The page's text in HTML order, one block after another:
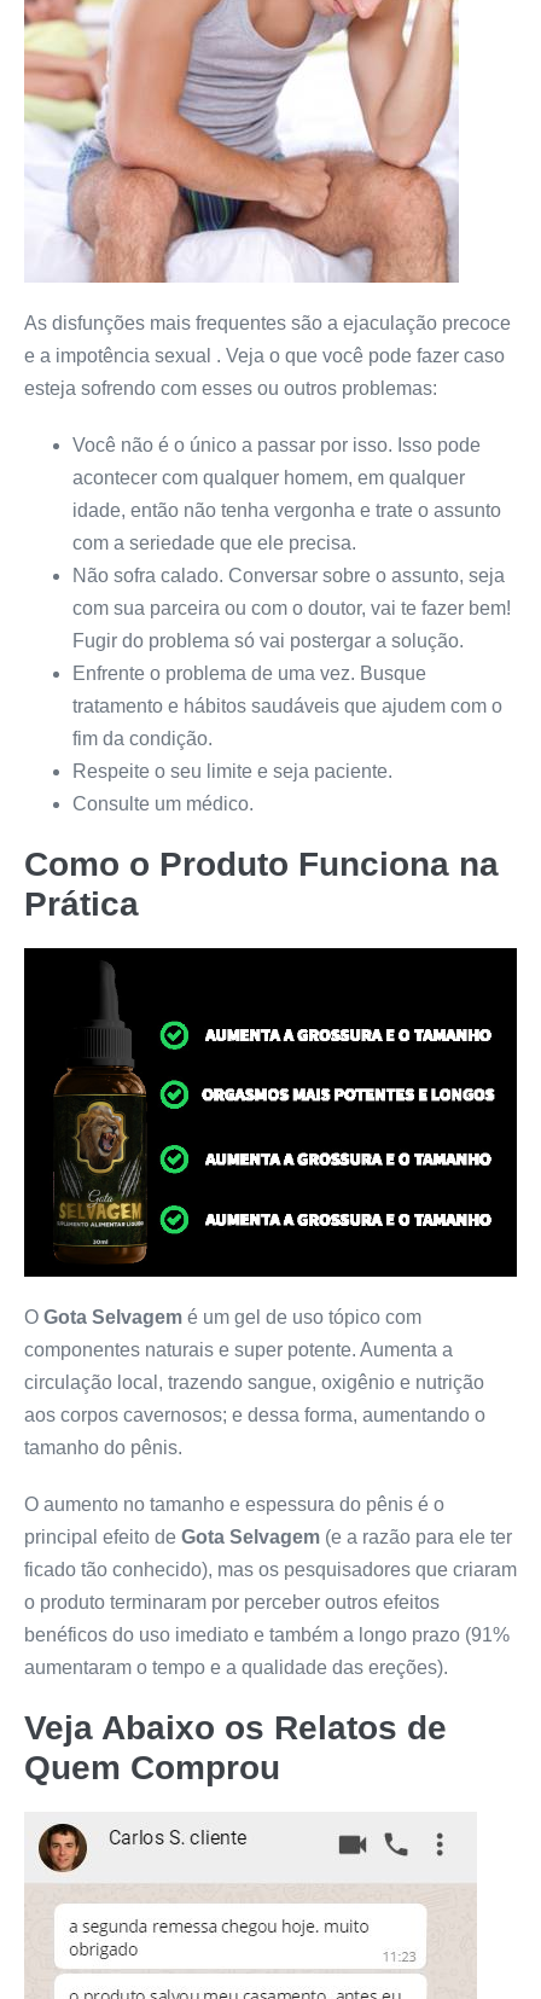
As disfunções mais frequentes são a ejaculação precoce
e a impotência sexual . Veja o que você pode fazer caso
esteja sofrendo com esses ou outros problemas:
Você não é o único a passar por isso. Isso pode
acontecer com qualquer homem, em qualquer
idade, então não tenha vergonha e trate o assunto
com a seriedade que ele precisa.
Não sofra calado. Conversar sobre o assunto, seja
com sua parceira ou com o doutor, vai te fazer bem!
Fugir do problema só vai postergar a solução.
Enfrente o problema de uma vez. Busque
tratamento e hábitos saudáveis que ajudem com o
fim da condição.
Respeite o seu limite e seja paciente.
Consulte um médico.
Como o Produto Funciona na
Prática
O Gota Selvagem é um gel de uso tópico com
componentes naturais e super potente. Aumenta a
circulação local, trazendo sangue, oxigênio e nutrição
aos corpos cavernosos; e dessa forma, aumentando o
tamanho do pênis.
O aumento no tamanho e espessura do pênis é o
principal efeito de Gota Selvagem (e a razão para ele ter
ficado tão conhecido), mas os pesquisadores que criaram
o produto terminaram por perceber outros efeitos
benéficos do uso imediato e também a longo prazo (91%
aumentaram o tempo e a qualidade das ereções).
Veja Abaixo os Relatos de
Quem Comprou